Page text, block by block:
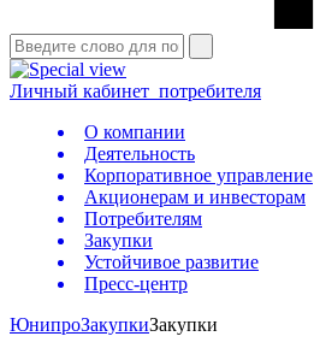
Личный кабинет потребителя
О компании
Деятельность
Корпоративное управление
Акционерам и инвесторам
Потребителям
Закупки
Устойчивое развитие
Пресс-центр
ЮнипроЗакупкиЗакупки